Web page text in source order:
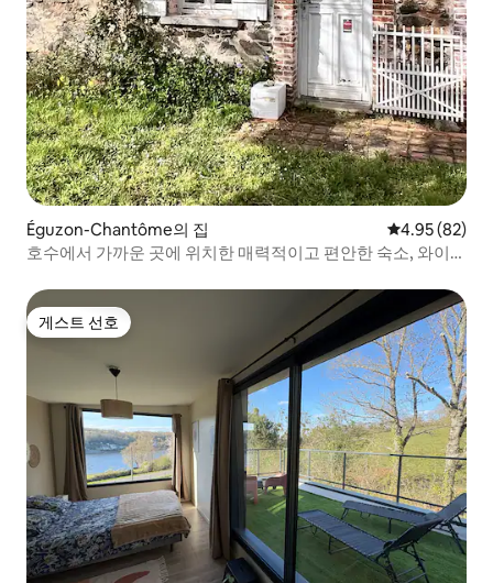
Éguzon-Chantôme의 집 평점 4.95점(5
4.95 (82)
호수에서 가까운 곳에 위치한 매력적이고 편안한 숙소, 와이파
게스트 선호
게스트 선호